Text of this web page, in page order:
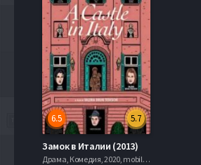
5.7
6.5
Замок в Италии (2013)
Драма, Комедия, 2020, mobilen